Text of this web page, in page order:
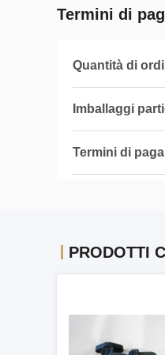
Termini di
Quantità di
Imballaggi
Termini di
PRODOTTI